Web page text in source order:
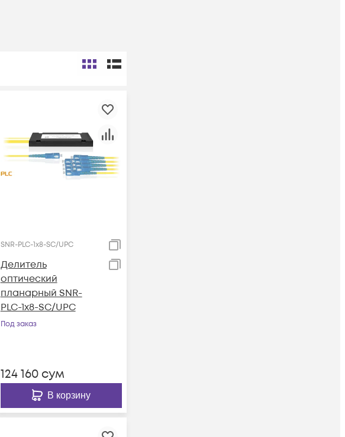
SNR-PLC-1x8-SC/UPC
Делитель
оптический
планарный SNR-
PLC-1x8-SC/UPC
Под заказ
124 160сум
В корзину